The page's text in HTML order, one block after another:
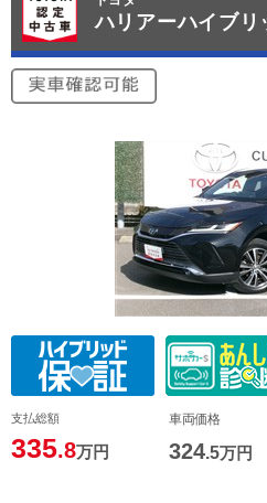
ハリアーハイブリ
支払総額
335.8万円
車両価格
324.5万円